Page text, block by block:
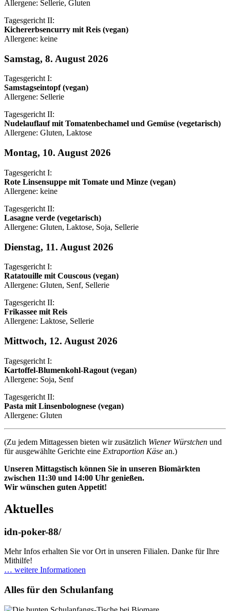
Allergene: Sellerie, Gluten
Tagesgericht II:
Kichererbsencurry mit Reis (vegan)
Allergene: keine
Samstag, 8. August 2026
Tagesgericht I:
Samstagseintopf (vegan)
Allergene: Sellerie
Tagesgericht II:
Nudelauflauf mit Tomatenbechamel und Gemüse (vegetarisch)
Allergene: Gluten, Laktose
Montag, 10. August 2026
Tagesgericht I:
Rote Linsensuppe mit Tomate und Minze (vegan)
Allergene: keine
Tagesgericht II:
Lasagne verde (vegetarisch)
Allergene: Gluten, Laktose, Soja, Sellerie
Dienstag, 11. August 2026
Tagesgericht I:
Ratatouille mit Couscous (vegan)
Allergene: Gluten, Senf, Sellerie
Tagesgericht II:
Frikassee mit Reis
Allergene: Laktose, Sellerie
Mittwoch, 12. August 2026
Tagesgericht I:
Kartoffel-Blumenkohl-Ragout (vegan)
Allergene: Soja, Senf
Tagesgericht II:
Pasta mit Linsenbolognese (vegan)
Allergene: Gluten
(Zu jedem Mittagessen bieten wir zusätzlich Wiener Würstchen und
für ausgewählte Gerichte eine Extraportion Käse an.)
Unseren Mittagstisch können Sie in unseren Biomärkten
zwischen 11:30 und 14:00 Uhr genießen.
Wir wünschen guten Appetit!
Aktuelles
idn-poker-88/
Mehr Infos erhalten Sie vor Ort in unseren Filialen. Danke für Ihre
Mithilfe!
… weitere Informationen
Alles für den Schulanfang